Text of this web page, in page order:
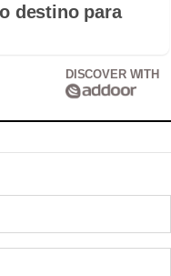
destino para
DISCOVER WITH